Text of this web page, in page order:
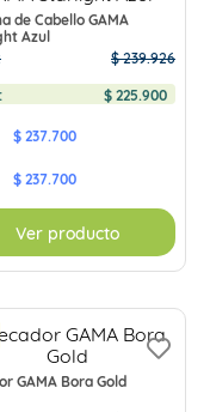
de Cabello GAMA
Azul
$ 239.926
$ 225.900
$ 237.700
$ 237.700
Ver producto
GAMA Bora Gold